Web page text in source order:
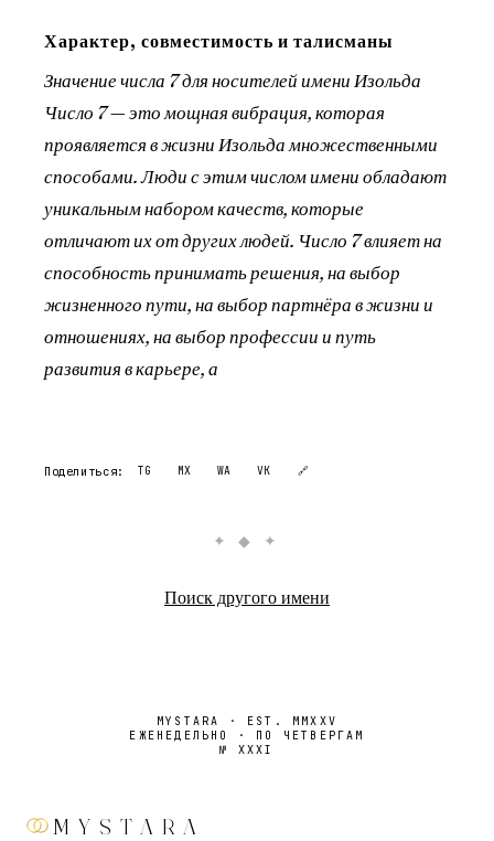
Характер, совместимость и талисманы
Значение числа 7 для носителей имени Изольда
Число 7 — это мощная вибрация, которая
проявляется в жизни Изольда множественными
способами. Люди с этим числом имени обладают
уникальным набором качеств, которые
отличают их от других людей. Число 7 влияет на
способность принимать решения, на выбор
жизненного пути, на выбор партнёра в жизни и
отношениях, на выбор профессии и путь
развития в карьере, а
Поделиться: TG MX WA VK 🔗
✦ ◆ ✦
Поиск другого имени
MYSTARA · EST. MMXXV
ЕЖЕНЕДЕЛЬНО · ПО ЧЕТВЕРГАМ
№ XXXI
MYSTARA